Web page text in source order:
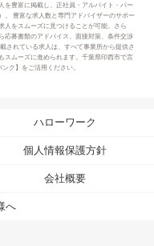
を豊富に掲載し、正社員・アルバイト・パー
。 豊富な求人数と専門アドバイザーのサポー
人をスムーズに見つけることが可能。さら
応募書類のアドバイス、面接対策、条件交渉
されている求人は、すべて事業所から提供さ
スムーズに進められます。千葉県印西市で言
ク】をご活用ください。
ハローワーク
個人情報保護方針
会社概要
へ